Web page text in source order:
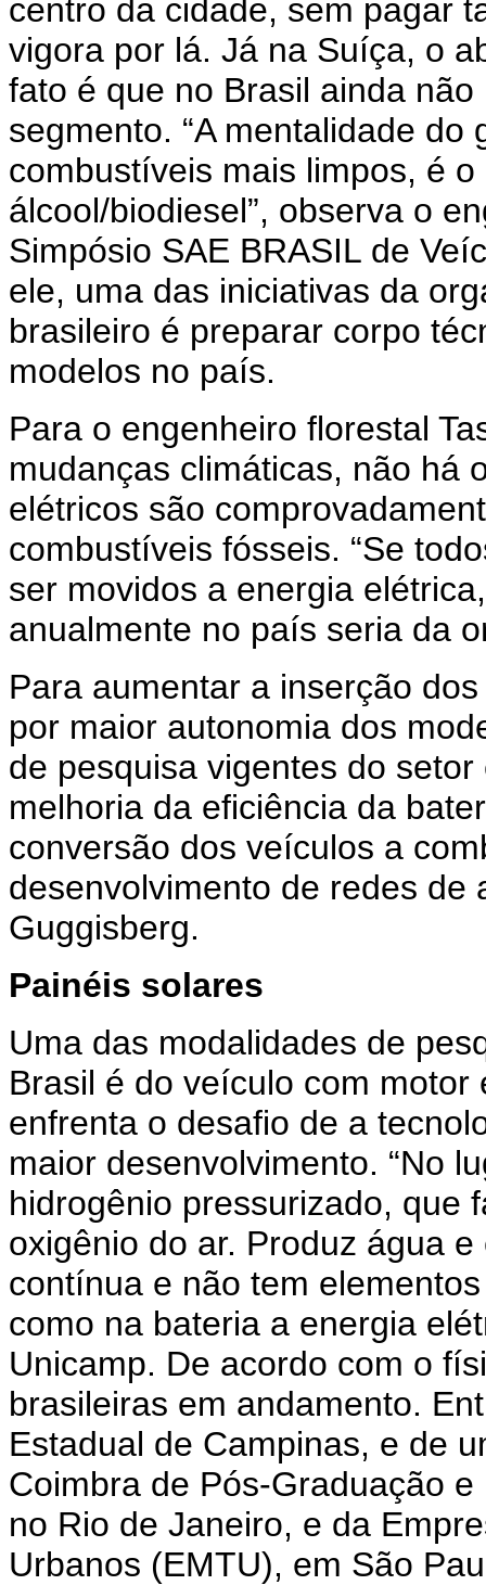
centro da cidade, sem pagar
vigora por lá. Já na Suíça, o
fato é que no Brasil ainda não
segmento. “A mentalidade
combustíveis mais limpos, é
álcool/biodiesel”, observa o
Simpósio SAE BRASIL de
ele, uma das iniciativas da
brasileiro é preparar corpo
modelos no país.
Para o engenheiro florestal
mudanças climáticas, não há
elétricos são
combustíveis fósseis. “Se
ser movidos a energia
anualmente no país seria da
Para aumentar a inserção
por maior autonomia dos
de pesquisa vigentes do
melhoria da eficiência da
conversão dos veículos a
desenvolvimento de redes de
Guggisberg.
Painéis solares
Uma das modalidades de
Brasil é do veículo com
enfrenta o desafio de a
maior desenvolvimento. “No
hidrogênio pressurizado, que
oxigênio do ar. Produz água
contínua e não tem
como na bateria a energia
Unicamp. De acordo com o
brasileiras em andamento.
Estadual de Campinas, e de
Coimbra de Pós-Graduação
no Rio de Janeiro, e da
Urbanos (EMTU), em São